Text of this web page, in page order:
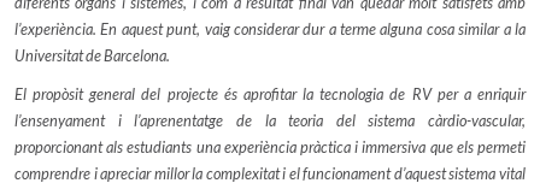
l’experiència. En aquest punt, vaig considerar dur a terme alguna cosa similar a la
Universitat de Barcelona.
El propòsit general del projecte és aprofitar la tecnologia de RV per a enriquir
l’ensenyament i l’aprenentatge de la teoria del sistema càrdio-vascular,
proporcionant als estudiants una experiència pràctica i immersiva que els permeti
comprendre i apreciar millor la complexitat i el funcionament d’aquest sistema vital